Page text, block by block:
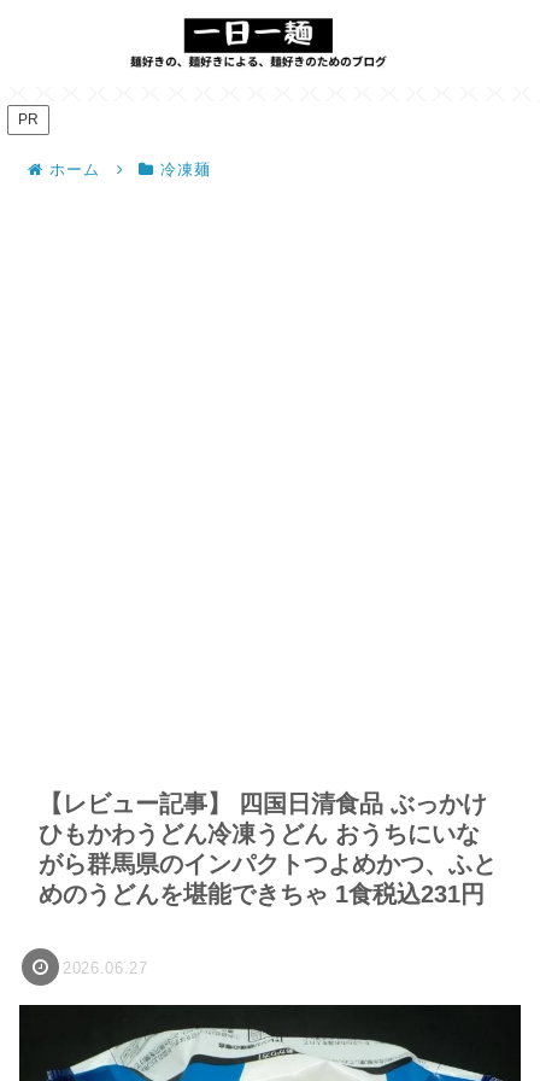
PR
ホーム 冷凍麺
【レビュー記事】 四国日清食品 ぶっかけ
ひもかわうどん冷凍うどん おうちにいな
がら群馬県のインパクトつよめかつ、ふと
めのうどんを堪能できちゃ 1食税込231円
2026.06.27